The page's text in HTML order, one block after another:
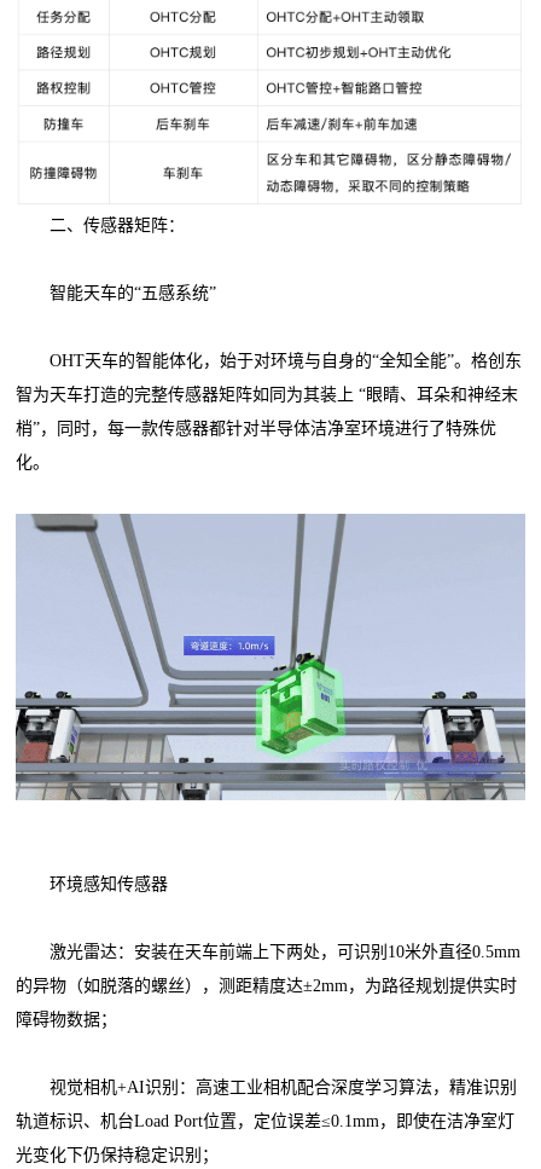
二、传感器矩阵：
智能天车的“五感系统”
OHT天车的智能体化，始于对环境与自身的“全知全能”。格创东
智为天车打造的完整传感器矩阵如同为其装上 “眼睛、耳朵和神经末
梢”，同时，每一款传感器都针对半导体洁净室环境进行了特殊优
化。
环境感知传感器
激光雷达：安装在天车前端上下两处，可识别10米外直径0.5mm
的异物（如脱落的螺丝），测距精度达±2mm，为路径规划提供实时
障碍物数据；
视觉相机+AI识别：高速工业相机配合深度学习算法，精准识别
轨道标识、机台Load Port位置，定位误差≤0.1mm，即使在洁净室灯
光变化下仍保持稳定识别；